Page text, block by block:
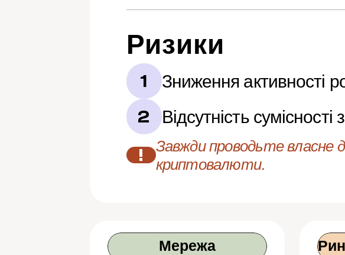
Ризики
1 Зниження активності
2 Відсутність сумісності
!
Завжди проводьте власне
криптовалюти.
Мережа